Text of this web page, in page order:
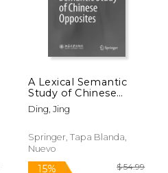
dcto.
A Lexical Semantic
Study of Chinese
Opposites (en Inglés)
Ding, Jing
Springer, Tapa Blanda,
Nuevo